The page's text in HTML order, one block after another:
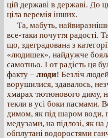
цій державі в державі. До
ціла веремія інших.
Та, мабуть,
все-таки почуття радості.
що, здеградована з
«людишек», найдужче
самотньо. І от радість ця
факту – люди! Безліч
ворушилися, здавалось,
хмарах тютюнового диму,
текли в усі боки пасмами.
димом, як під шаром води,
медузами, на підлозі, як
обплутані водоростями